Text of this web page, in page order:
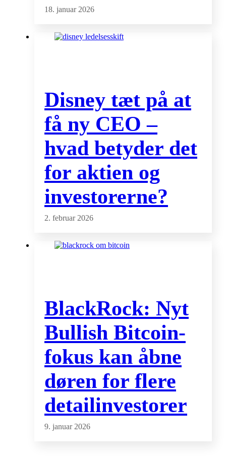
18. januar 2026
Disney tæt på at
få ny CEO –
hvad betyder det
for aktien og
investorerne?
2. februar 2026
BlackRock: Nyt
Bullish Bitcoin-
fokus kan åbne
døren for flere
detailinvestorer
9. januar 2026